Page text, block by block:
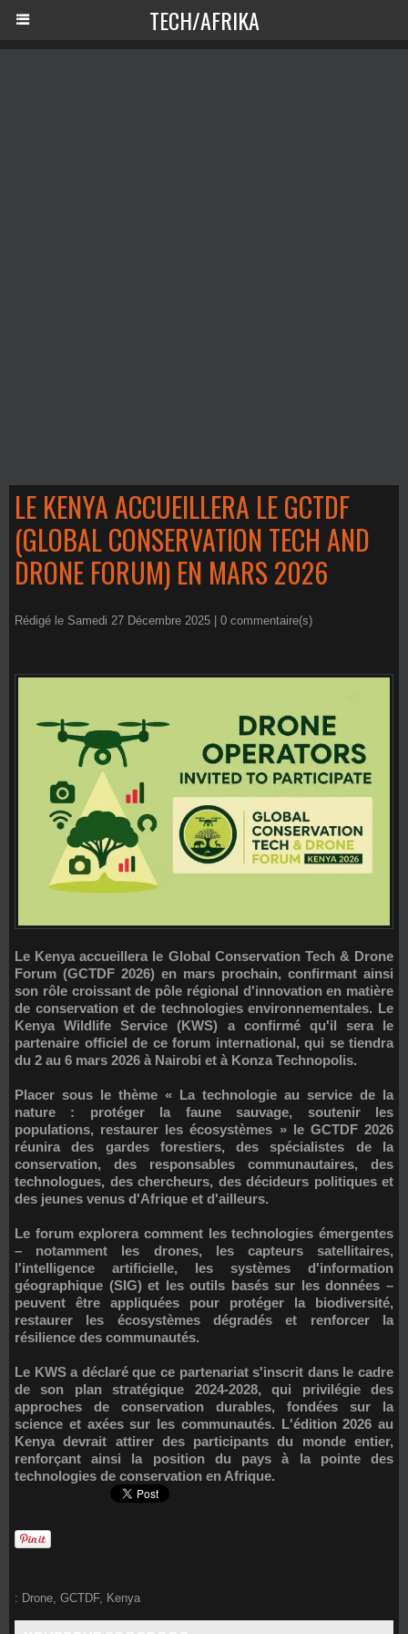
TECH/AFRIKA
LE KENYA ACCUEILLERA LE GCTDF
(GLOBAL CONSERVATION TECH AND
DRONE FORUM) EN MARS 2026
Rédigé le Samedi 27 Décembre 2025 | 0 commentaire(s)
Le Kenya accueillera le Global Conservation Tech & Drone
Forum (GCTDF 2026) en mars prochain, confirmant ainsi
son rôle croissant de pôle régional d'innovation en matière
de conservation et de technologies environnementales. Le
Kenya Wildlife Service (KWS) a confirmé qu'il sera le
partenaire officiel de ce forum international, qui se tiendra
du 2 au 6 mars 2026 à Nairobi et à Konza Technopolis.
Placer sous le thème « La technologie au service de la
nature : protéger la faune sauvage, soutenir les
populations, restaurer les écosystèmes »le GCTDF 2026
réunira des gardes forestiers, des spécialistes de la
conservation, des responsables communautaires, des
technologues, des chercheurs, des décideurs politiques et
des jeunes venus d'Afrique et d'ailleurs.
Le forum explorera comment les technologies émergentes
– notamment les drones, les capteurs satellitaires,
l'intelligence artificielle, les systèmes d'information
géographique (SIG) et les outils basés sur les données –
peuvent être appliquées pour protéger la biodiversité,
restaurer les écosystèmes dégradés et renforcer la
résilience des communautés.
Le KWS a déclaré que ce partenariat s'inscrit dans le cadre
de son plan stratégique 2024-2028, qui privilégie des
approches de conservation durables, fondées sur la
science et axées sur les communautés. L'édition 2026 au
Kenya devrait attirer des participants du monde entier,
renforçant ainsi la position du pays à la pointe des
technologies de conservation en Afrique.
: Drone GCTDF, Kenya